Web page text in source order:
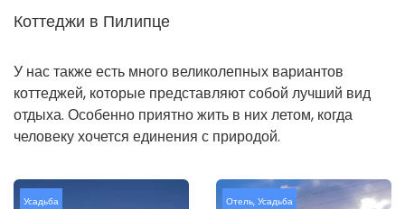
Коттеджи в Пилипце
У нас также есть много великолепных вариантов
коттеджей, которые представляют собой лучший вид
отдыха. Особенно приятно жить в них летом, когда
человеку хочется единения с природой.
Усадьба Отель, Усадьба